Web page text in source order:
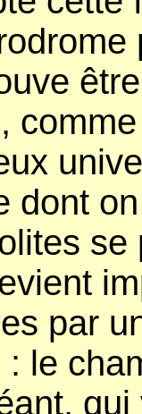
dont
par
le